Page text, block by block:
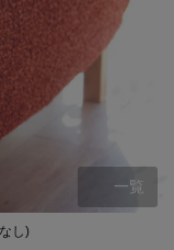
し)
一覧